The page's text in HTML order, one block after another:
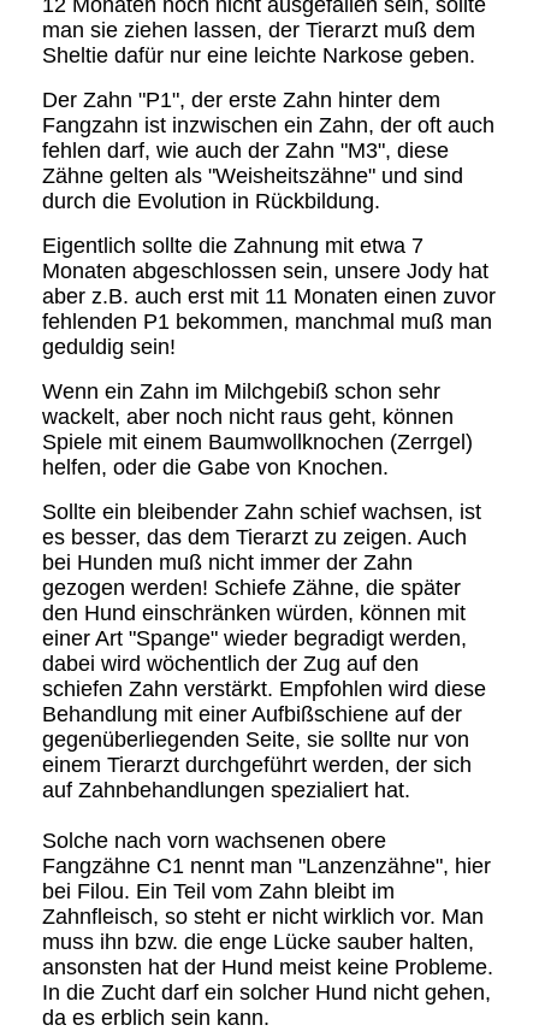
12 Monaten noch nicht ausgefallen sein, sollte
man sie ziehen lassen, der Tierarzt muß dem
Sheltie dafür nur eine leichte Narkose geben.
Der Zahn "P1", der erste Zahn hinter dem
Fangzahn ist inzwischen ein Zahn, der oft auch
fehlen darf, wie auch der Zahn "M3", diese
Zähne gelten als "Weisheitszähne" und sind
durch die Evolution in Rückbildung.
Eigentlich sollte die Zahnung mit etwa 7
Monaten abgeschlossen sein, unsere Jody hat
aber z.B. auch erst mit 11 Monaten einen zuvor
fehlenden P1 bekommen, manchmal muß man
geduldig sein!
Wenn ein Zahn im Milchgebiß schon sehr
wackelt, aber noch nicht raus geht, können
Spiele mit einem Baumwollknochen (Zerrgel)
helfen, oder die Gabe von Knochen.
Sollte ein bleibender Zahn schief wachsen, ist
es besser, das dem Tierarzt zu zeigen. Auch
bei Hunden muß nicht immer der Zahn
gezogen werden! Schiefe Zähne, die später
den Hund einschränken würden, können mit
einer Art "Spange" wieder begradigt werden,
dabei wird wöchentlich der Zug auf den
schiefen Zahn verstärkt. Empfohlen wird diese
Behandlung mit einer Aufbißschiene auf der
gegenüberliegenden Seite, sie sollte nur von
einem Tierarzt durchgeführt werden, der sich
auf Zahnbehandlungen spezialiert hat.
Solche nach vorn wachsenen obere
Fangzähne C1 nennt man "Lanzenzähne", hier
bei Filou. Ein Teil vom Zahn bleibt im
Zahnfleisch, so steht er nicht wirklich vor. Man
muss ihn bzw. die enge Lücke sauber halten,
ansonsten hat der Hund meist keine Probleme.
In die Zucht darf ein solcher Hund nicht gehen,
da es erblich sein kann.